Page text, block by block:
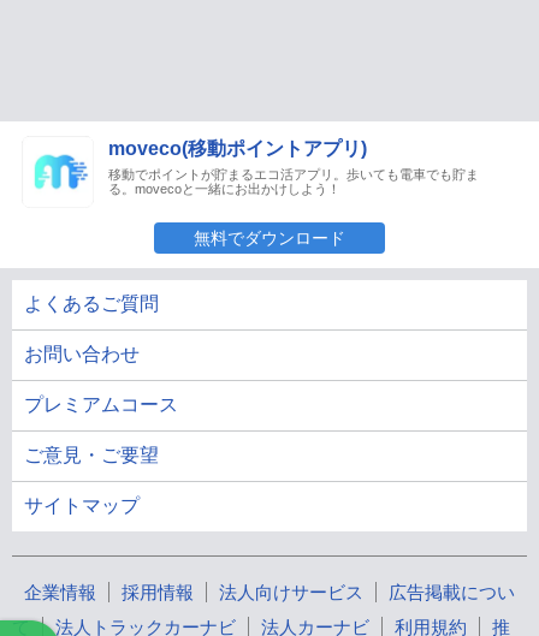
moveco(移動ポイントアプリ)
移動でポイントが貯まるエコ活アプリ。歩いても電車でも貯ま
る。movecoと一緒にお出かけしよう！
無料でダウンロード
よくあるご質問
お問い合わせ
プレミアムコース
ご意見・ご要望
サイトマップ
企業情報 採用情報 法人向けサービス
広告掲載につい
て
法人トラックカーナビ 法人カーナビ 利用規約 推